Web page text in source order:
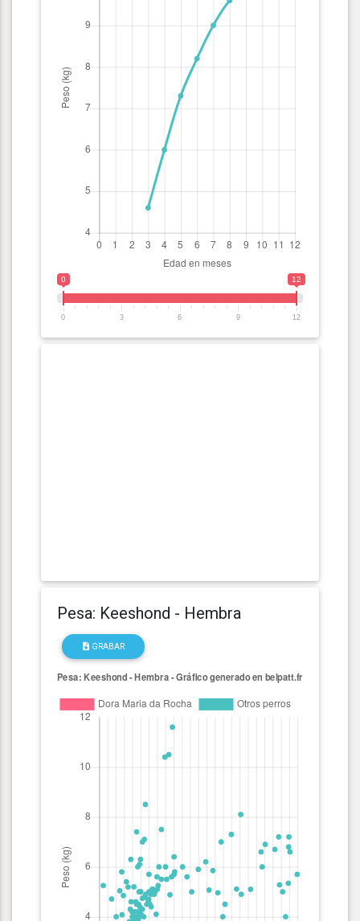
0 12
0 3 6 9 12
Pesa: Keeshond - Hembra
GRABAR